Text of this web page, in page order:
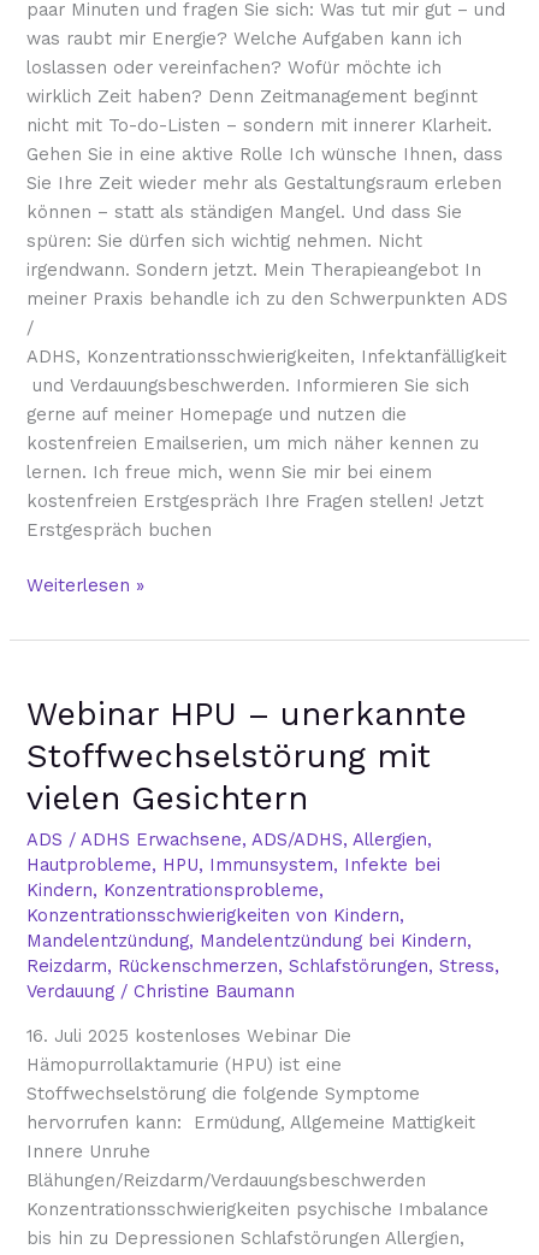
paar Minuten und fragen Sie sich: Was tut mir gut – und
was raubt mir Energie? Welche Aufgaben kann ich
loslassen oder vereinfachen? Wofür möchte ich
wirklich Zeit haben? Denn Zeitmanagement beginnt
nicht mit To-do-Listen – sondern mit innerer Klarheit.
Gehen Sie in eine aktive Rolle Ich wünsche Ihnen, dass
Sie Ihre Zeit wieder mehr als Gestaltungsraum erleben
können – statt als ständigen Mangel. Und dass Sie
spüren: Sie dürfen sich wichtig nehmen. Nicht
irgendwann. Sondern jetzt. Mein Therapieangebot In
meiner Praxis behandle ich zu den Schwerpunkten ADS
/
ADHS, Konzentrationsschwierigkeiten, Infektanfälligkeit
und Verdauungsbeschwerden. Informieren Sie sich
gerne auf meiner Homepage und nutzen die
kostenfreien Emailserien, um mich näher kennen zu
lernen. Ich freue mich, wenn Sie mir bei einem
kostenfreien Erstgespräch Ihre Fragen stellen! Jetzt
Erstgespräch buchen
Weiterlesen »
Webinar HPU – unerkannte
Stoffwechselstörung mit
vielen Gesichtern
ADS / ADHS Erwachsene, ADS/ADHS, Allergien,
Hautprobleme, HPU, Immunsystem, Infekte bei
Kindern, Konzentrationsprobleme,
Konzentrationsschwierigkeiten von Kindern,
Mandelentzündung, Mandelentzündung bei Kindern,
Reizdarm, Rückenschmerzen,Schlafstörungen,Stress,
Verdauung /Christine Baumann
16. Juli 2025 kostenloses Webinar Die
Hämopurrollaktamurie (HPU) ist eine
Stoffwechselstörung die folgende Symptome
hervorrufen kann: Ermüdung, Allgemeine Mattigkeit
Innere Unruhe
Blähungen/Reizdarm/Verdauungsbeschwerden
Konzentrationsschwierigkeiten psychische Imbalance
bis hin zu Depressionen Schlafstörungen Allergien,
HPU
unerkannte
Stoffwechselstörung
vielen
Gesichtern